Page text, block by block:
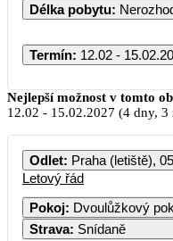
Délka pobytu:
Termín: 12.02 -
PO ÚT
8
Nejlepší možnost v tomto
12.02 - 15.02.2027 (4 dny, 3
Odlet: Praha (letiště),
Letový řád
Pokoj: Dvoulůžkový
Strava: Snídaně